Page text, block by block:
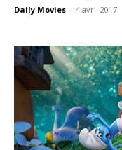
Daily Movies - 4 avril 2017